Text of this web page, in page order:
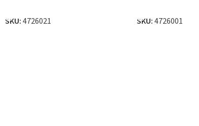
SKU:4726021 SKU:4726001